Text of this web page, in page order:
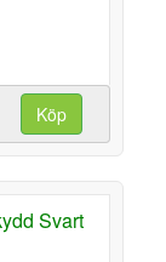
Köp
Svart